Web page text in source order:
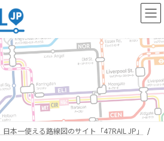
本一使える路線図のサイト「47RAIL JP」